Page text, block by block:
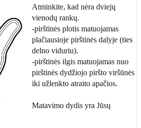
Atminkite, kad nėra dviejų
vienodų rankų.
-pirštinės plotis matuojamas
plačiausioje pirštinės dalyje (ties
delno viduriu).
-pirštinės ilgis matuojamas nuo
pirštinės dydžiojo piršto viršūnės
iki užlenkto atraito apačios.
Matavimo dydis yra Jūsų